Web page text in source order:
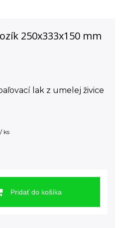
250x333x150 mm
lak z umelej živice
ks
Pridať do košíka